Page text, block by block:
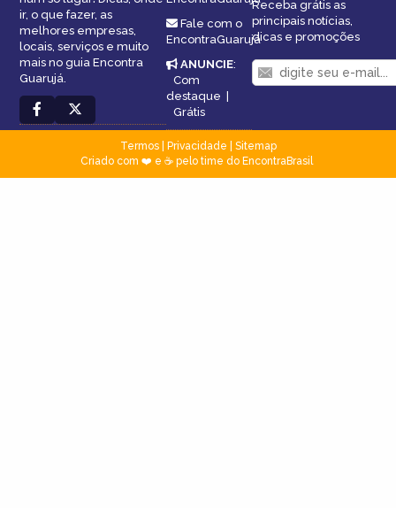
ir, o que fazer, as
melhores empresas,
locais, serviços e muito
mais no guia Encontra
Guarujá.
Fale com o
EncontraGuarujá
ANUNCIE:
Com
destaque |
Grátis
Receba grátis as
principais notícias,
dicas e promoções
Termos| Privacidade
Sitemap
Criado com ❤️ e ☕ pelo time do EncontraBrasil